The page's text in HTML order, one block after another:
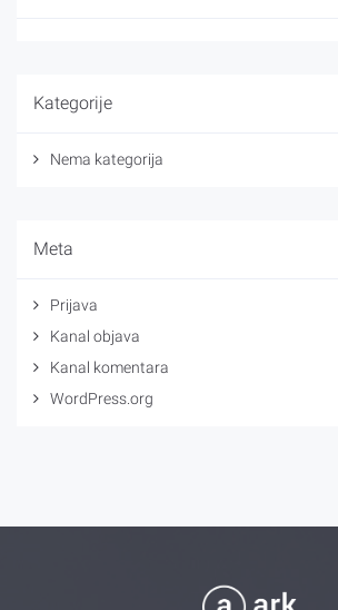
Kategorije
Nema kategorija
Meta
Prijava
Kanal objava
Kanal komentara
WordPress.org